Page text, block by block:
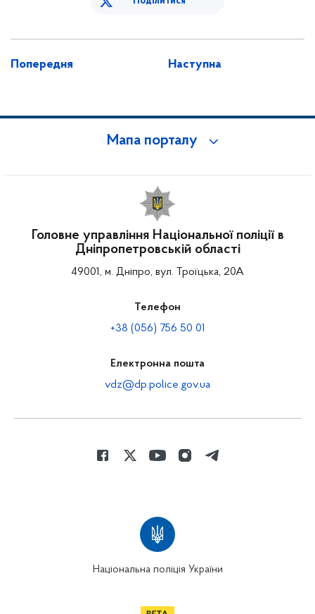
Попередня Наступна
Мапа порталу
Головне управління Національної поліції в
Дніпропетровській області
49001, м. Дніпро, вул. Троїцька, 20А
Телефон
+38 (056) 756 50 01
Електронна пошта
vdz@dp.police.gov.ua
Національна поліція України